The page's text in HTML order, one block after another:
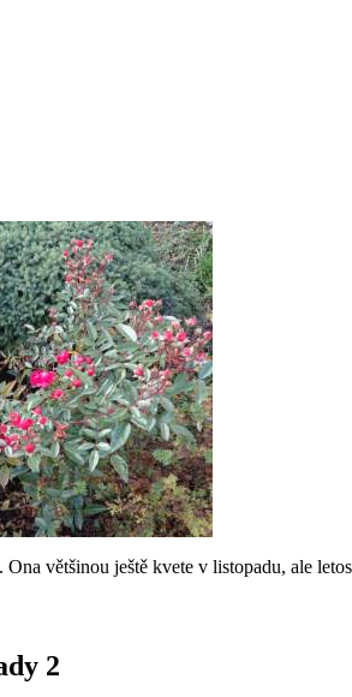
většinou ještě kvete v listopadu, ale
2